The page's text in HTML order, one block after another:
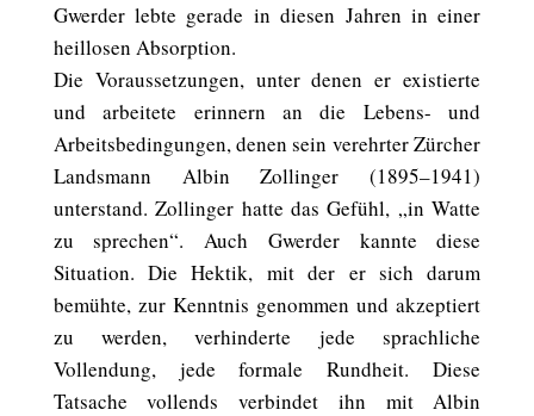
Gwerder lebte gerade in diesen Jahren in einer
heillosen Absorption.
Die Voraussetzungen, unter denen er existierte
und arbeitete erinnern an die Lebens- und
Arbeitsbedingungen, denen sein verehrter Zürcher
Landsmann Albin Zollinger (1895–1941)
unterstand. Zollinger hatte das Gefühl, „in Watte
zu sprechen“. Auch Gwerder kannte diese
Situation. Die Hektik, mit der er sich darum
bemühte, zur Kenntnis genommen und akzeptiert
zu werden, verhinderte jede sprachliche
Vollendung, jede formale Rundheit. Diese
Tatsache vollends verbindet ihn mit Albin